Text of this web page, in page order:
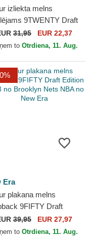
izliekta melns
9TWENTY Draft
2023 no Brooklyn
NBA no New Era
31,95 EUR 22,37
to Otrdiena, 11. Aug.
Era
plakana melns
9FIFTY Draft
2023 no Brooklyn
NBA no New Era
39,95 EUR 27,97
to Otrdiena, 11. Aug.